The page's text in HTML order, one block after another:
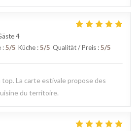
4
:5/5 Küche :5/5 Qualität / Preis :5/5
La carte estivale propose des
du territoire.